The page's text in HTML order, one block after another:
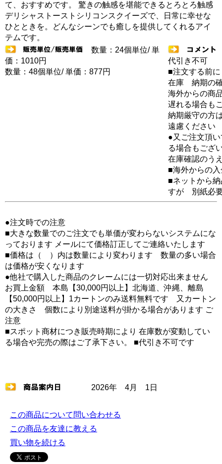
て、おすすめです。 驚きの触感を堪能できるとろとろ触感
デリシャストーストシリコンスクイーズで、日常に幸せな
ひとときを。どんなシーンでも癒しを提供してくれるアイ
テムです。
数量：24個単位/ 単
価：1010円
数量：48個単位/ 単価：877円
代引き不可
■注文する前に
在庫 納期の
海外からの商
遅れる場合も
納期厳守の方
遠慮ください
●又ご注文頂
る場合もござ
在庫確認のう
■海外からの
■ネットから
すが 別紙必
●注文時での注意
■大きな数量でのご注文でも単価が変わらないシステムにな
っております メールにて価格訂正してご連絡いたします
■価格は（ ）内は数量により変わります 数量の多い場合
は価格が安くなります
●他社で購入した商品のクレームには一切対応出来ません
お買上金額 本島【30,000円以上】北海道、沖縄、離島
【50,000円以上】1カートンのみ送料無料です 又カートン
の大きさ 個数により別途送料が掛かる場合があります ご
注意
■スポット商材につき販売時期により 在庫数が変動してい
る場合や完売の際はご了承下さい。 ■代引き不可です
2026年 4月 1日
この商品について問い合わせる
この商品を友達に教える
買い物を続ける